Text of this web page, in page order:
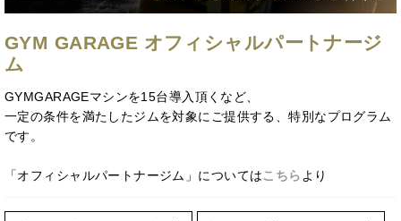
GYM GARAGE オフィシャルパートナージ
ム
GYMGARAGEマシンを15台導入頂くなど、
一定の条件を満たしたジムを対象にご提供する、特別なプログラム
です。
「オフィシャルパートナージム」についてはこちらより